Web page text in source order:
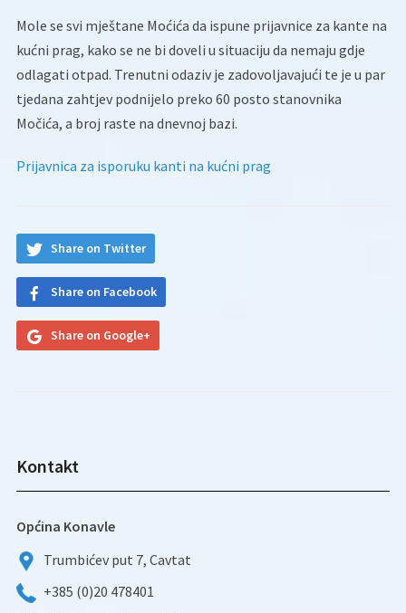
Mole se svi mještane Moćića da ispune prijavnice za kante na
kućni prag, kako se ne bi doveli u situaciju da nemaju gdje
odlagati otpad. Trenutni odaziv je zadovoljavajući te je u par
tjedana zahtjev podnijelo preko 60 posto stanovnika
Močića, a broj raste na dnevnoj bazi.
Prijavnica za isporuku kanti na kućni prag
Share on Twitter
Share on Facebook
Share on Google+
Kontakt
Općina Konavle
Trumbićev put 7, Cavtat
+385 (0)20 478401